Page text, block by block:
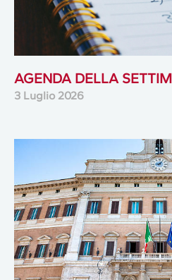
AGENDA DELLA
3 Luglio 2026